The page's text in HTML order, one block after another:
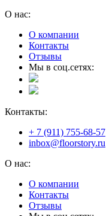
О нас:
О компании
Контакты
Отзывы
Мы в соц.сетях:
Контакты:
+ 7 (911) 755-68-57
inbox@floorstory.ru
О нас:
О компании
Контакты
Отзывы